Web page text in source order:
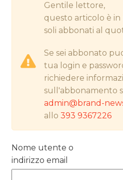
RICERCHE
PREVISIONI/SCENARI
NORMATIVE
CASE HISTORY
Gentile lettore,
questo articolo è in
soli abbonati al
Se sei abbonato
tua login e
richiedere
sull'abbonamento
admin@brand-
allo393 9367226
Nome utente o
indirizzo email